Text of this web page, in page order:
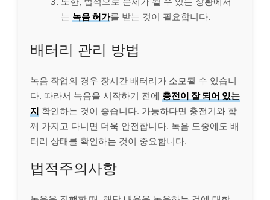
는 녹음 허가를 받는 것이 필요합니다.
배터리 관리 방법
녹음 작업의 경우 장시간 배터리가 소모될 수 있습니
다. 따라서 녹음을 시작하기 전에 충전이 잘 되어 있는
지 확인하는 것이 좋습니다. 가능하다면 충전기와 함
께 가지고 다니면 더욱 안전합니다. 녹음 도중에도 배
터리 상태를 확인하는 것이 중요합니다.
법적주의사항